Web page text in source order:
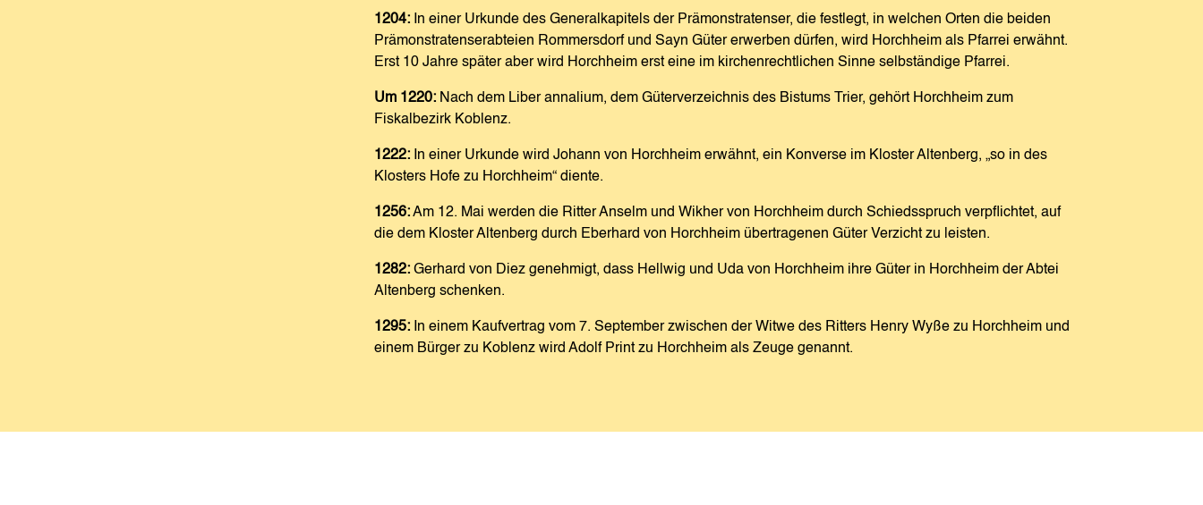
1204:In einer Urkunde des Generalkapitels der Prämonstratenser, die festlegt, in welchen Orten die beiden
Prämonstratenserabteien Rommersdorf und Sayn Güter erwerben dürfen, wird Horchheim als Pfarrei erwähnt.
Erst 10 Jahre später aber wird Horchheim erst eine im kirchenrechtlichen Sinne selbständige Pfarrei.
Um 1220:Nach dem Liber annalium, dem Güterverzeichnis des Bistums Trier, gehört Horchheim zum
Fiskalbezirk Koblenz.
1222:In einer Urkunde wird Johann von Horchheim erwähnt, ein Konverse im Kloster Altenberg, „so in des
Klosters Hofe zu Horchheim“ diente.
1256:Am 12. Mai werden die Ritter Anselm und Wikher von Horchheim durch Schiedsspruch verpflichtet, auf
die dem Kloster Altenberg durch Eberhard von Horchheim übertragenen Güter Verzicht zu leisten.
1282:Gerhard von Diez genehmigt, dass Hellwig und Uda von Horchheim ihre Güter in Horchheim der Abtei
Altenberg schenken.
1295:In einem Kaufvertrag vom 7. September zwischen der Witwe des Ritters Henry Wyße zu Horchheim und
einem Bürger zu Koblenz wird Adolf Print zu Horchheim als Zeuge genannt.